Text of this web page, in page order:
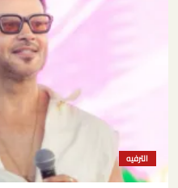
الترفيه